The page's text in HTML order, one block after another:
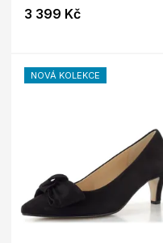
3 399 Kč
NOVÁ KOLEKCE